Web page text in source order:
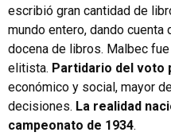
escribió gran cantidad de
mundo entero, dando
docena de libros. Malbec
elitista. Partidario del voto
económico y social, mayor
decisiones. La realidad
campeonato de 1934.